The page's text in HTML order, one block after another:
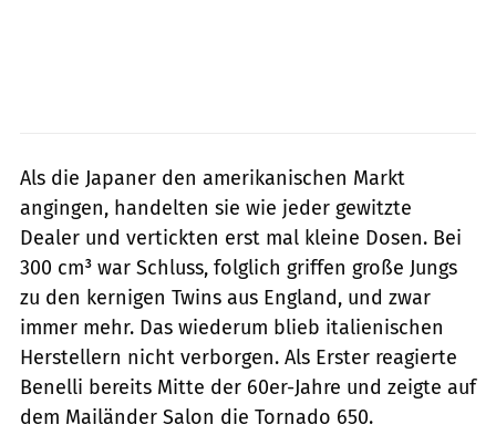
Als die Japaner den amerikanischen Markt
angingen, handelten sie wie jeder gewitzte
Dealer und vertickten erst mal kleine Dosen. Bei
300 cm³ war Schluss, folglich griffen große Jungs
zu den kernigen Twins aus England, und zwar
immer mehr. Das wiederum blieb italienischen
Herstellern nicht verborgen. Als Erster reagierte
Benelli bereits Mitte der 60er-Jahre und zeigte auf
dem Mailänder Salon die Tornado 650.